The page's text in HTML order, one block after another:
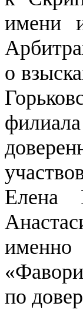
имени
о
Елена
именно
по